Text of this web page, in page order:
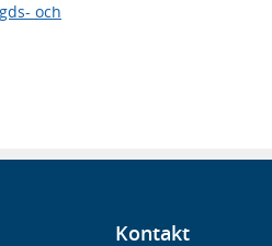
och
Kontakt